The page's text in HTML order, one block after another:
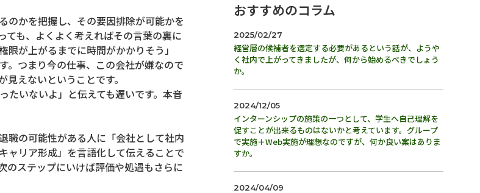
のかを把握し、その要因排除が可能かを
ても、よくよく考えればその言葉の裏に
が上がるまでに時間がかかりそう」
。つまり今の仕事、この会社が嫌なので
えないということです。
たいないよ」と伝えても遅いです。本音
職の可能性がある人に「会社として社内
ャリア形成」を言語化して伝えることで
のステップにいけば評価や処遇もさらに
おすすめのコラム
2025/02/27
経営層の候補者を選定する必要があるという話が、ようや
く社内で上がってきましたが、何から始めるべきでしょう
か。
2024/12/05
インターンシップの施策の一つとして、学生へ自己理解を
促すことが出来るものはないかと考えています。グループ
で実施＋Web実施が理想なのですが、何か良い案はありま
すか。
2024/04/09